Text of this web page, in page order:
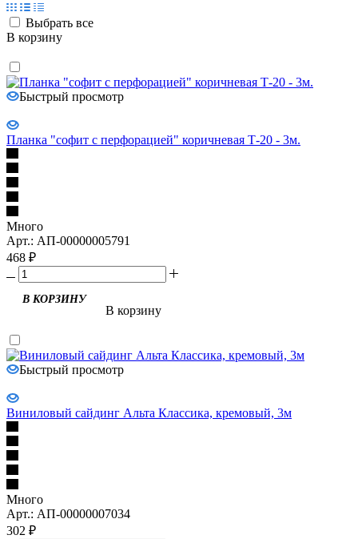
Выбрать все
В корзину
Быстрый просмотр
Планка "софит с перфорацией" коричневая Т-20 - 3м.
Много
Арт.: АП-00000005791
468 ₽
В КОРЗИНУ
В корзину
Быстрый просмотр
Виниловый сайдинг Альта Классика, кремовый, 3м
Много
Арт.: АП-00000007034
302 ₽